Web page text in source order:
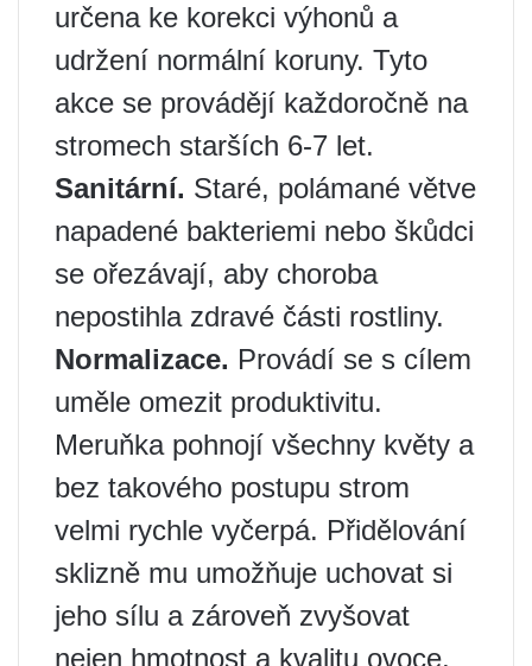
určena ke korekci výhonů a
udržení normální koruny. Tyto
akce se provádějí každoročně na
stromech starších 6-7 let.
Sanitární. Staré, polámané větve
napadené bakteriemi nebo škůdci
se ořezávají, aby choroba
nepostihla zdravé části rostliny.
Normalizace. Provádí se s cílem
uměle omezit produktivitu.
Meruňka pohnojí všechny květy a
bez takového postupu strom
velmi rychle vyčerpá. Přidělování
sklizně mu umožňuje uchovat si
jeho sílu a zároveň zvyšovat
nejen hmotnost a kvalitu ovoce,